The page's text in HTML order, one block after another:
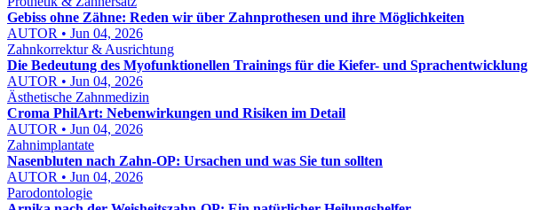
Gebiss ohne Zähne: Reden wir über Zahnprothesen und ihre Möglichkeiten
AUTOR • Jun 04, 2026
Zahnkorrektur & Ausrichtung
Die Bedeutung des Myofunktionellen Trainings für die Kiefer- und Sprachentwicklung
AUTOR • Jun 04, 2026
Ästhetische Zahnmedizin
Croma PhilArt: Nebenwirkungen und Risiken im Detail
AUTOR • Jun 04, 2026
Zahnimplantate
Nasenbluten nach Zahn-OP: Ursachen und was Sie tun sollten
AUTOR • Jun 04, 2026
Parodontologie